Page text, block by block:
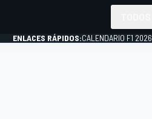
ENLACES RÁPIDOS:CALENDARIO F1 2026